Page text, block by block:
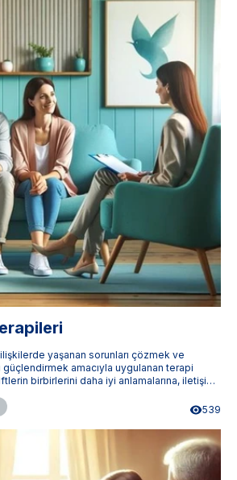
yaşanan sorunları çözmek ve
güçlendirmek amacıyla uygulanan terapi
birbirlerini daha iyi anlamalarına, iletişim
Terapistimburada.com, Türkiye'nin dört
ve çift terapistlerine ulaşmanızı sağlar.
539